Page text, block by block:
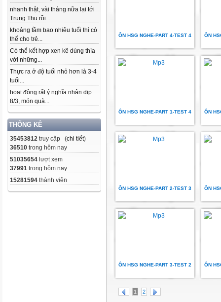
nhanh thật, vài tháng nữa lại tới
Trung Thu rồi...
khoảng tầm bao nhiêu tuổi thì có
thể cho trẻ...
Có thể kết hợp xen kẽ dùng thìa
với những...
Thực ra ở độ tuổi nhỏ hơn là 3-4
tuổi...
hoạt động rất ý nghĩa nhân dịp
8/3, món quà...
THỐNG KÊ
35453812 truy cập (chi tiết)
36510 trong hôm nay
51035654 lượt xem
37991 trong hôm nay
15281594 thành viên
ÔN HSG NGHE-PART 4-TEST 4 ÔN
ÔN HSG NGHE-PART 1-TEST 4 ÔN
ÔN HSG NGHE-PART 2-TEST 3 ÔN
ÔN HSG NGHE-PART 3-TEST 2 ÔN
1 2